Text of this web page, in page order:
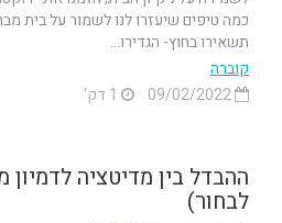
כמה טיפים שיעזרו לנו לשמור על בית
תשאירו בחוץ- הגדירו...
קוברה
ההבדל בין מדיטציה
לבחור)